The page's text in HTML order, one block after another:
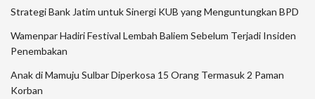
Strategi Bank Jatim untuk Sinergi KUB yang Menguntungkan BPD
Wamenpar Hadiri Festival Lembah Baliem Sebelum Terjadi Insiden
Penembakan
Anak di Mamuju Sulbar Diperkosa 15 Orang Termasuk 2 Paman
Korban